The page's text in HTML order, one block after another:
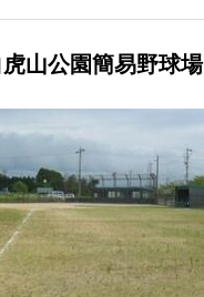
虎山公園簡易野球場